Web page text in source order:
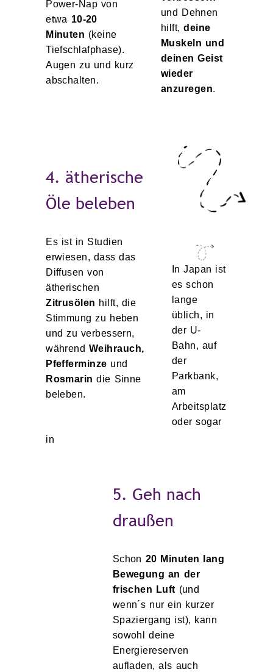
und Dehnen
hilft,deine
Muskeln und
deinen Geist
wieder
anzuregen.
4. ätherische
Öle beleben
Es ist in Studien
erwiesen, dass das
Diffusen von
ätherischen
Zitrusölen hilft, die
Stimmung zu heben
und zu verbessern,
während Weihrauch,
Pfefferminze und
Rosmarin die Sinne
beleben.
5. Geh nach
draußen
Schon 20 Minuten lang
Bewegung an der
frischen Luft (und
wenn´s nur ein kurzer
Spaziergang ist), kann
sowohl deine
Energiereserven
aufladen, als auch
Power-Nap von
etwa 10-20
Minuten (keine
Tiefschlafphase).
Augen zu und kurz
abschalten.
In Japan ist
es schon
lange
üblich, in
der U-
Bahn, auf
der
Parkbank,
am
Arbeitsplatz
oder sogar
in